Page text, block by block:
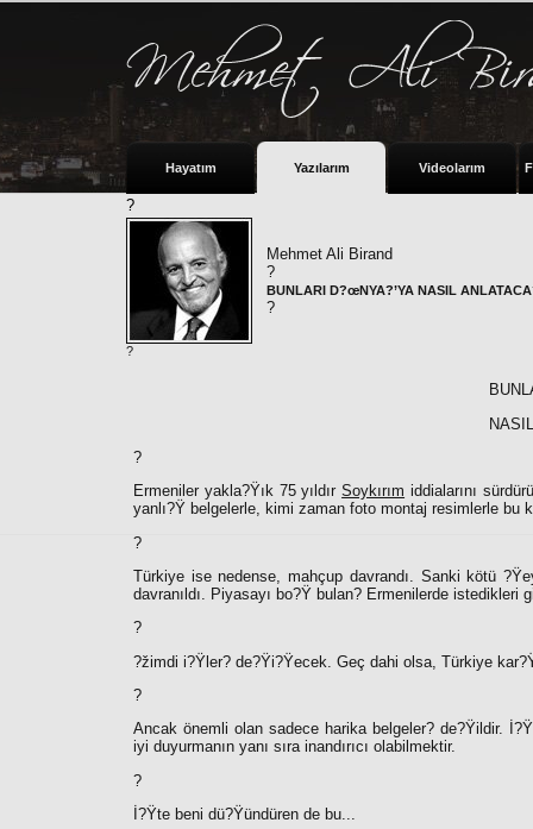
Hayatım Yazılarım Videolarım
?
Mehmet Ali Birand
?
BUNLARI D?œNYA?’YA NASIL
?
?
?
Ermeniler yakla?Ÿık 75 yıldırSoykırım iddialarını
yanlı?Ÿ belgelerle, kimi zaman foto montaj resimlerle bu
?
Türkiye ise nedense, mahçup davrandı. Sanki kötü
davranıldı. Piyasayı bo?Ÿ bulan? Ermenilerde istedikleri
?
?žimdi i?Ÿler? de?Ÿi?Ÿecek. Geç dahi olsa, Türkiye
?
Ancak önemli olan sadece harika belgeler? de?Ÿildir.
iyi duyurmanın yanı sıra inandırıcı olabilmektir.
?
İ?Ÿte beni dü?Ÿündüren de bu...